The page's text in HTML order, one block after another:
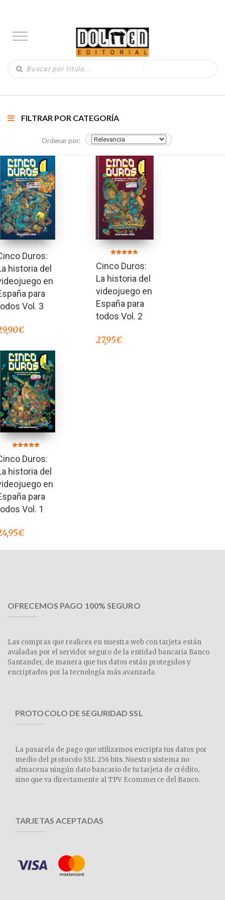
FILTRAR POR CATEGORÍA
Ordenar por:
Duros:
historia del
en
para
Vol. 3
€
5.00
de 5
Cinco Duros:
La historia del
videojuego en
España para
todos Vol. 2
27,95€
5.00
de 5 Duros:
historia del
en
para
Vol. 1
€
OFRECEMOS PAGO 100% SEGURO
Las compras que realices en nuestra web con tarjeta están
avaladas por el servidor seguro de la entidad bancaria Banco
Santander, de manera que tus datos están protegidos y
encriptados por la tecnología más avanzada.
PROTOCOLO DE SEGURIDAD SSL
La pasarela de pago que utilizamos encripta tus datos por
medio del protocolo SSL 256 bits. Nuestro sistema no
almacena ningún dato bancario de tu tarjeta de crédito,
sino que va directamente al TPV Ecommerce del Banco.
TARJETAS ACEPTADAS